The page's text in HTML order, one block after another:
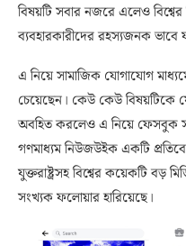
বিষয়টি সবার নজরে এলেও
ব্যবহারকারীদের রহস্যজনক ভাবে
এ নিয়ে সামাজিক যোগাযোগ
চেয়েছেন। কেউ কেউ বিষয়টিকে
অবহিত করলেও এ নিয়ে ফেসবুক
গণমাধ্যম নিউজউইক একটি
যুক্তরাষ্ট্রসহ বিশ্বের কয়েকটি বড়
সংখ্যক ফলোয়ার হারিয়েছে।